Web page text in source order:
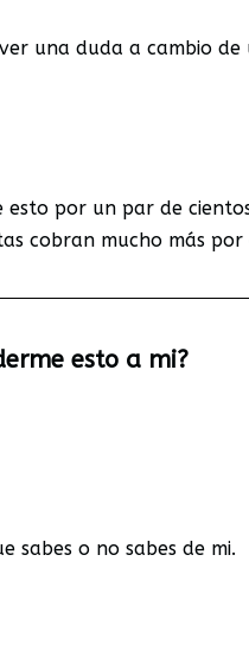
una duda a cambio
por un par de
cobran mucho más
esto a mi?
sabes o no sabes de mi.